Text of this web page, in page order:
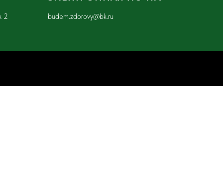
2 budem.zdorovy@bk.ru